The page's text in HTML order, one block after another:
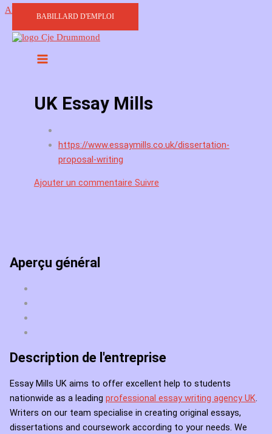
Aller au contenu
BABILLARD D'EMPLOI
UK Essay Mills
https://www.essaymills.co.uk/dissertation-
proposal-writing
Ajouter un commentaire Suivre
Aperçu général
Description de l'entreprise
Essay Mills UK aims to offer excellent help to students
nationwide as a leading professional essay writing agency UK.
Writers on our team specialise in creating original essays,
dissertations and coursework according to your needs. We